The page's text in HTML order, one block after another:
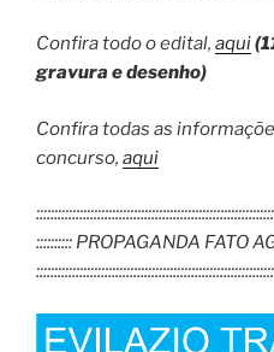
Confira todo o edital, aqui
gravura e desenho)
Confira todas as
concurso, aqui
:::::::::: PROPAGANDA FATO